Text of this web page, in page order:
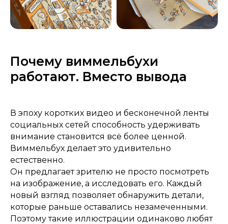
Почему виммельбухи
работают. Вместо вывода
В эпоху коротких видео и бесконечной ленты
социальных сетей способность удерживать
внимание становится всё более ценной.
Виммельбух делает это удивительно
естественно.
Он предлагает зрителю не просто посмотреть
на изображение, а исследовать его. Каждый
новый взгляд позволяет обнаружить детали,
которые раньше оставались незамеченными.
Поэтому такие иллюстрации одинаково любят